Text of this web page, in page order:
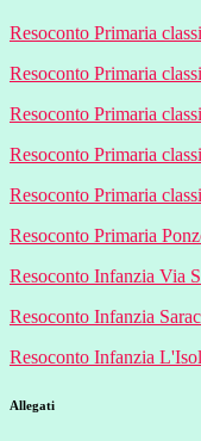
Resoconto Primaria
Resoconto Primaria
Resoconto Primaria
Resoconto Primaria
Resoconto Primaria
Resoconto Primaria
Resoconto Infanzia Via
Resoconto Infanzia
Resoconto Infanzia
Allegati